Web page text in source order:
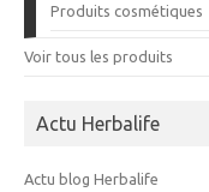
Produits cosmétiques
Voir tous les produits
Actu Herbalife
Actu blog Herbalife